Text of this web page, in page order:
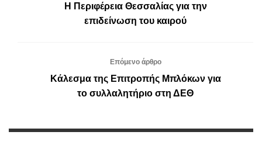
Η Περιφέρεια Θεσσαλίας για την
επιδείνωση του καιρού
Επόμενο άρθρο
Κάλεσμα της Επιτροπής Μπλόκων για
το συλλαλητήριο στη ΔΕΘ